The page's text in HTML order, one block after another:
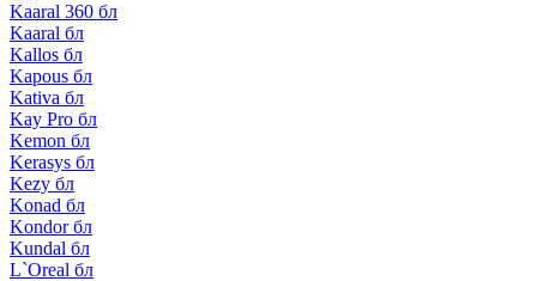
Kaaral 360 бл
Kaaral бл
Kallos бл
Kapous бл
Kativa бл
Kay Pro бл
Kemon бл
Kerasys бл
Kezy бл
Konad бл
Kondor бл
Kundal бл
L`Oreal бл